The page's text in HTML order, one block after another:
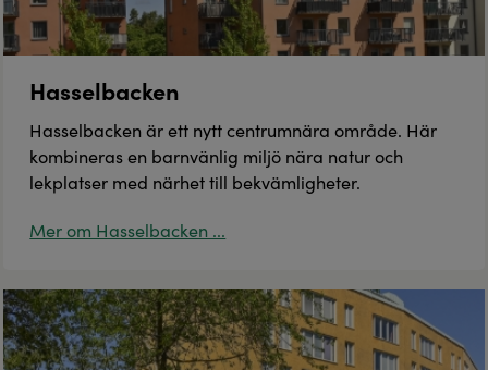
Hasselbacken
Hasselbacken är ett nytt centrumnära område. Här
kombineras en barnvänlig miljö nära natur och
lekplatser med närhet till bekvämligheter.
Mer om Hasselbacken ...